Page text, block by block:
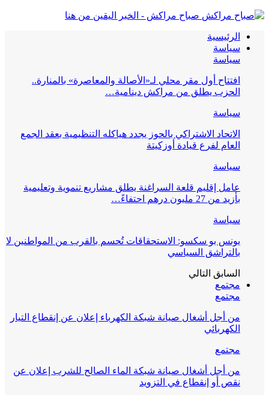
صباح مراكش - الخبر اليقين من هنا
الرئيسية
سياسة
سياسة
افتتاح أول مقر محلي لـ«الأصالة والمعاصرة» بالمنارة..
الحزب يطلق من مراكش دينامية…
سياسة
الاتحاد الاشتراكي بالحوز يجدد هياكله التنظيمية بعقد الجمع
العام لفرع قيادة أوزكيتة
سياسة
عامل إقليم قلعة السراغنة يطلق مشاريع تنموية وتعليمية
بأزيد من 27 مليون درهم احتفاءً…
سياسة
يونس بو سكسو: الاستحقاقات تُحسم بالقرب من المواطنين لا
بالتراشق السياسي
السابق التالي
مجتمع
مجتمع
من أجل أشغال صيانة شبكة الكهرباء إعلان عن إنقطاع التيار
الكهربائي
مجتمع
من أجل أشغال صيانة شبكة الماء الصالح للشرب إعلان عن
نقص أو إنقطاع في التزويد